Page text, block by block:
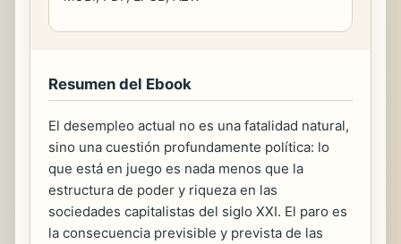
Resumen del Ebook
El desempleo actual no es una fatalidad natural,
sino una cuestión profundamente política: lo
que está en juego es nada menos que la
estructura de poder y riqueza en las
sociedades capitalistas del siglo XXI. El paro es
la consecuencia previsible y prevista de las